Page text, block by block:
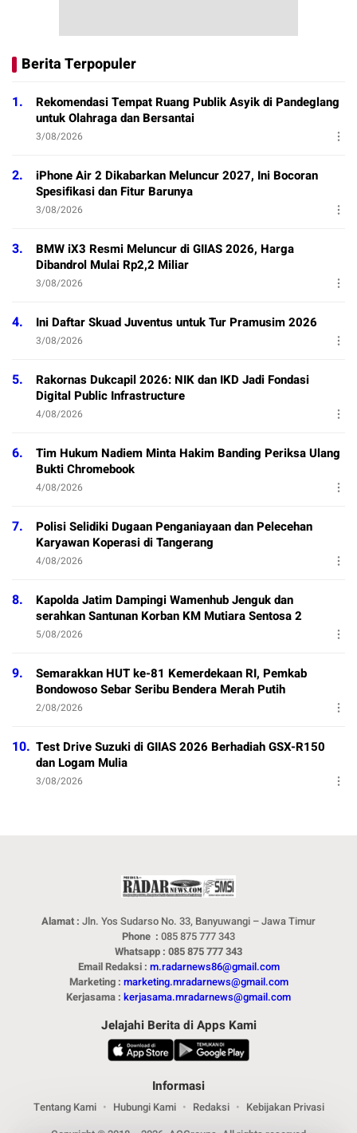
Berita Terpopuler
1.
Rekomendasi Tempat Ruang Publik Asyik di Pandeglang
untuk Olahraga dan Bersantai
3/08/2026
2.
iPhone Air 2 Dikabarkan Meluncur 2027, Ini Bocoran
Spesifikasi dan Fitur Barunya
3/08/2026
3.
BMW iX3 Resmi Meluncur di GIIAS 2026, Harga
Dibandrol Mulai Rp2,2 Miliar
3/08/2026
4. Ini Daftar Skuad Juventus untuk Tur Pramusim 2026
3/08/2026
5.
Rakornas Dukcapil 2026: NIK dan IKD Jadi Fondasi
Digital Public Infrastructure
4/08/2026
6.
Tim Hukum Nadiem Minta Hakim Banding Periksa Ulang
Bukti Chromebook
4/08/2026
7.
Polisi Selidiki Dugaan Penganiayaan dan Pelecehan
Karyawan Koperasi di Tangerang
4/08/2026
8.
Kapolda Jatim Dampingi Wamenhub Jenguk dan
serahkan Santunan Korban KM Mutiara Sentosa 2
5/08/2026
9.
Semarakkan HUT ke-81 Kemerdekaan RI, Pemkab
Bondowoso Sebar Seribu Bendera Merah Putih
2/08/2026
10. Test Drive Suzuki di GIIAS 2026 Berhadiah GSX-R150
dan Logam Mulia
3/08/2026
Alamat : Jln. Yos Sudarso No. 33, Banyuwangi – Jawa Timur
Phone : 085 875 777 343
Whatsapp : 085 875 777 343
Email Redaksi : m.radarnews86@gmail.com
Marketing : marketing.mradarnews@gmail.com
Kerjasama : kerjasama.mradarnews@gmail.com
Jelajahi Berita di Apps Kami
Informasi
Tentang Kami Hubungi Kami Redaksi
Kebijakan Privasi